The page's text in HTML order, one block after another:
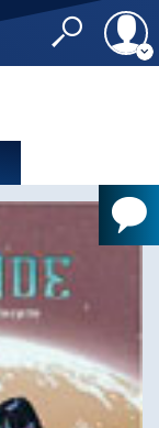
Mot de passe
Rester
CONNEXION
J'ai oublié mon
Toujours pas